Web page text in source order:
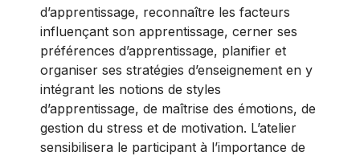
d’apprentissage, reconnaître les facteurs
influençant son apprentissage, cerner ses
préférences d’apprentissage, planifier et
organiser ses stratégies d’enseignement en y
intégrant les notions de styles
d’apprentissage, de maîtrise des émotions, de
gestion du stress et de motivation. L’atelier
sensibilisera le participant à l’importance de